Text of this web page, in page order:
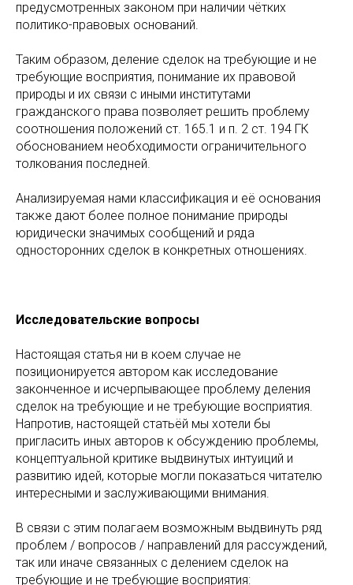
предусмотренных законом при наличии чётких
политико-правовых оснований.
Таким образом, деление сделок на требующие и не
требующие восприятия, понимание их правовой
природы и их связи с иными институтами
гражданского права позволяет решить проблему
соотношения положений ст. 165.1 и п. 2 ст. 194 ГК
обоснованием необходимости ограничительного
толкования последней.
Анализируемая нами классификация и её основания
также дают более полное понимание природы
юридически значимых сообщений и ряда
односторонних сделок в конкретных отношениях.
Исследовательские вопросы
Настоящая статья ни в коем случае не
позиционируется автором как исследование
законченное и исчерпывающее проблему деления
сделок на требующие и не требующие восприятия.
Напротив, настоящей статьёй мы хотели бы
пригласить иных авторов к обсуждению проблемы,
концептуальной критике выдвинутых интуиций и
развитию идей, которые могли показаться читателю
интересными и заслуживающими внимания.
В связи с этим полагаем возможным выдвинуть ряд
проблем / вопросов / направлений для рассуждений,
так или иначе связанных с делением сделок на
требующие и не требующие восприятия: